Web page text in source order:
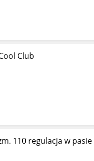
Club
110 regulacja w pasie